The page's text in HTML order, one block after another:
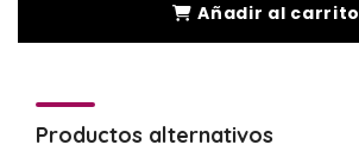
Añadir al carrito
Productos alternativos